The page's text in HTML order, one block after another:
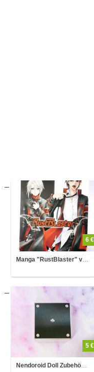
Manga "RustBlaster" von Yana Toboso
6 €
5 €